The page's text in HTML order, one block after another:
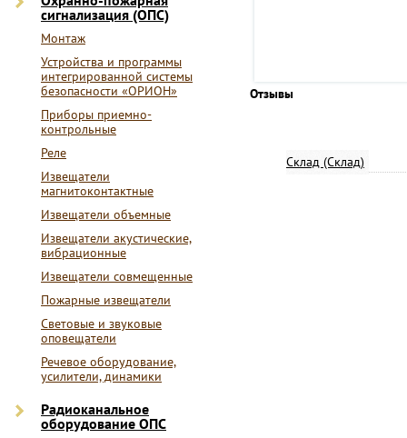
сигнализация (ОПС)
Монтаж
Устройства и программы
интегрированной системы
безопасности «ОРИОН»
Приборы приемно-
контрольные
Реле
Извещатели
магнитоконтактные
Извещатели объемные
Извещатели акустические,
вибрационные
Извещатели совмещенные
Пожарные извещатели
Световые и звуковые
оповещатели
Речевое оборудование,
усилители, динамики
Радиоканальное
оборудование ОПС
Отзывы
Склад (Склад)